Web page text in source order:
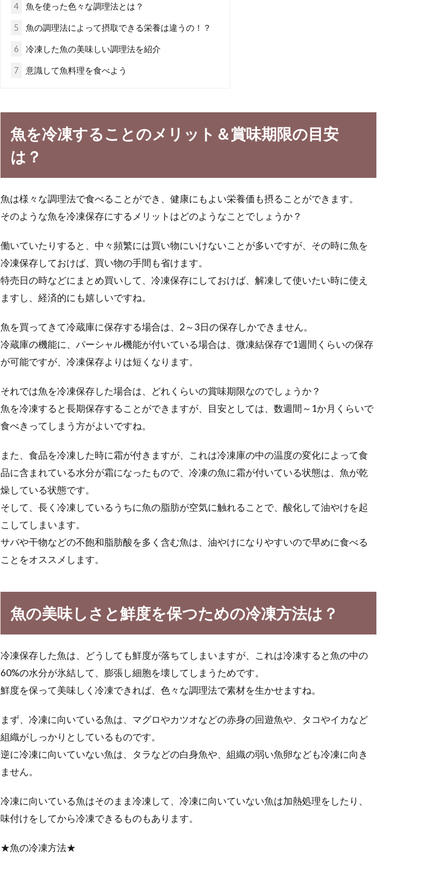
4 魚を使った色々な調理法とは？
5 魚の調理法によって摂取できる栄養は違うの！？
6 冷凍した魚の美味しい調理法を紹介
7 意識して魚料理を食べよう
魚を冷凍することのメリット＆賞味期限の目安
は？
魚は様々な調理法で食べることができ、健康にもよい栄養価も摂ることができます。
そのような魚を冷凍保存にするメリットはどのようなことでしょうか？
働いていたりすると、中々頻繁には買い物にいけないことが多いですが、その時に魚を
冷凍保存しておけば、買い物の手間も省けます。
特売日の時などにまとめ買いして、冷凍保存にしておけば、解凍して使いたい時に使え
ますし、経済的にも嬉しいですね。
魚を買ってきて冷蔵庫に保存する場合は、2～3日の保存しかできません。
冷蔵庫の機能に、パーシャル機能が付いている場合は、微凍結保存で1週間くらいの保存
が可能ですが、冷凍保存よりは短くなります。
それでは魚を冷凍保存した場合は、どれくらいの賞味期限なのでしょうか？
魚を冷凍すると長期保存することができますが、目安としては、数週間～1か月くらいで
食べきってしまう方がよいですね。
また、食品を冷凍した時に霜が付きますが、これは冷凍庫の中の温度の変化によって食
品に含まれている水分が霜になったもので、冷凍の魚に霜が付いている状態は、魚が乾
燥している状態です。
そして、長く冷凍しているうちに魚の脂肪が空気に触れることで、酸化して油やけを起
こしてしまいます。
サバや干物などの不飽和脂肪酸を多く含む魚は、油やけになりやすいので早めに食べる
ことをオススメします。
魚の美味しさと鮮度を保つための冷凍方法は？
冷凍保存した魚は、どうしても鮮度が落ちてしまいますが、これは冷凍すると魚の中の
60%の水分が氷結して、膨張し細胞を壊してしまうためです。
鮮度を保って美味しく冷凍できれば、色々な調理法で素材を生かせますね。
まず、冷凍に向いている魚は、マグロやカツオなどの赤身の回遊魚や、タコやイカなど
組織がしっかりとしているものです。
逆に冷凍に向いていない魚は、タラなどの白身魚や、組織の弱い魚卵なども冷凍に向き
ません。
冷凍に向いている魚はそのまま冷凍して、冷凍に向いていない魚は加熱処理をしたり、
味付けをしてから冷凍できるものもあります。
★魚の冷凍方法★